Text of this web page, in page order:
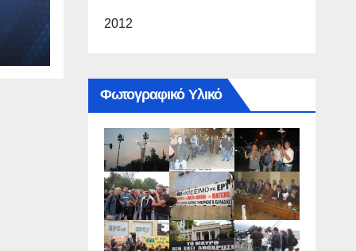
2012
Φωτογραφικό Υλικό